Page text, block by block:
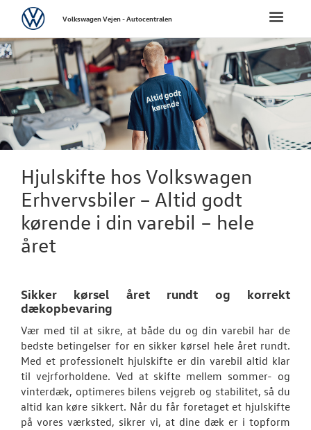
FORSIDE
NYE
NYE VAREBILER
VÆRKSTED
Bestil tid på
VW Connect
Volkswagen
Toggle
VolkswagenVolkswagen Vejen - Autocentralen
Hjulskifte hos Volkswagen
Erhvervsbiler – Altid godt
kørende i din varebil – hele
året
Sikker kørsel året rundt og korrekt
dækopbevaring
Vær med til at sikre, at både du og din varebil har de
bedste betingelser for en sikker kørsel hele året rundt.
Med et professionelt hjulskifte er din varebil altid klar
til vejrforholdene. Ved at skifte mellem sommer- og
vinterdæk, optimeres bilens vejgreb og stabilitet, så du
altid kan køre sikkert. Når du får foretaget et hjulskifte
på vores værksted, sikrer vi, at dine dæk er i topform